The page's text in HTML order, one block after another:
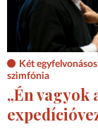
Két
szimfónia
„Én vagyok